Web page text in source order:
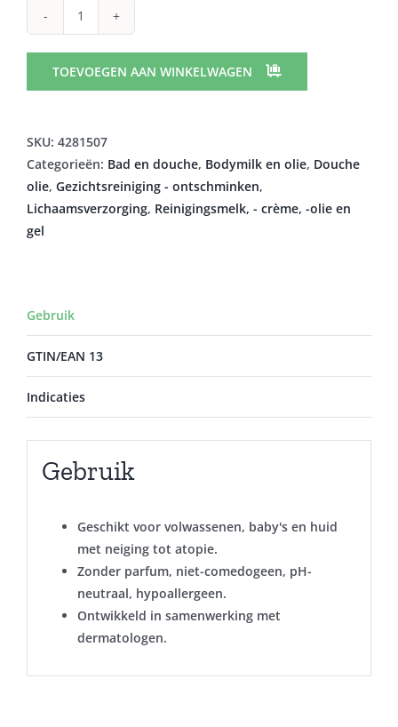
CERAVE
SCHUIMEND
REINIGINGSOLIE
aantal
TOEVOEGEN AAN WINKELWAGEN
SKU: 4281507
Categorieën: Bad en douche, Bodymilk en olie, Douche
olie, Gezichtsreiniging - ontschminken,
Lichaamsverzorging, Reinigingsmelk, - crème, -olie en
gel
Gebruik
GTIN/EAN 13
Indicaties
Gebruik
Geschikt voor volwassenen, baby's en huid
met neiging tot atopie.
Zonder parfum, niet-comedogeen, pH-
neutraal, hypoallergeen.
Ontwikkeld in samenwerking met
dermatologen.